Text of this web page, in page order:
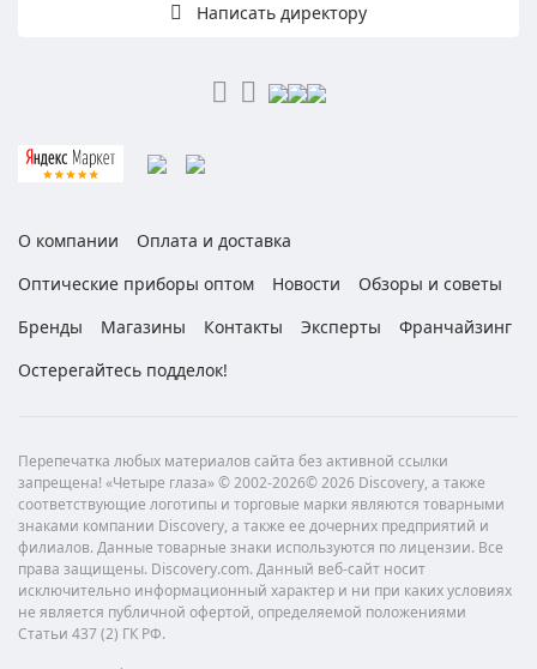
Написать директору
О компании
Оплата и доставка
Оптические приборы оптом
Новости
Обзоры и советы
Бренды
Магазины Контакты Эксперты
Франчайзинг
Остерегайтесь подделок!
Перепечатка любых материалов сайта без активной ссылки
запрещена! «Четыре глаза» © 2002-2026© 2026 Discovery, а также
соответствующие логотипы и торговые марки являются товарными
знаками компании Discovery, а также ее дочерних предприятий и
филиалов. Данные товарные знаки используются по лицензии. Все
права защищены. Discovery.com. Данный веб-сайт носит
исключительно информационный характер и ни при каких условиях
не является публичной офертой, определяемой положениями
Статьи 437 (2) ГК РФ.